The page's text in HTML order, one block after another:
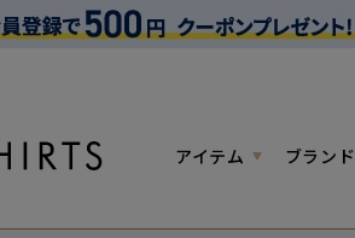
アイテム ブランド